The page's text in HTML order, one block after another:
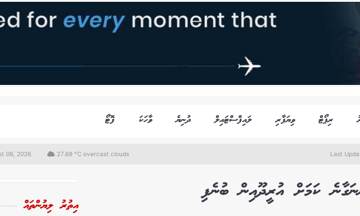
ރިޕޯޓް ވިޔަފާރި ލައިފްސްޓައިލް ދުނިޔެ ވާހަކަ ފޮޓޯ
06, 2026 27.69 °C overcast clouds Last
ކަމަށް އުރީދޫއިން ބުނެފި
އިތުރު ލިޔުންތައް